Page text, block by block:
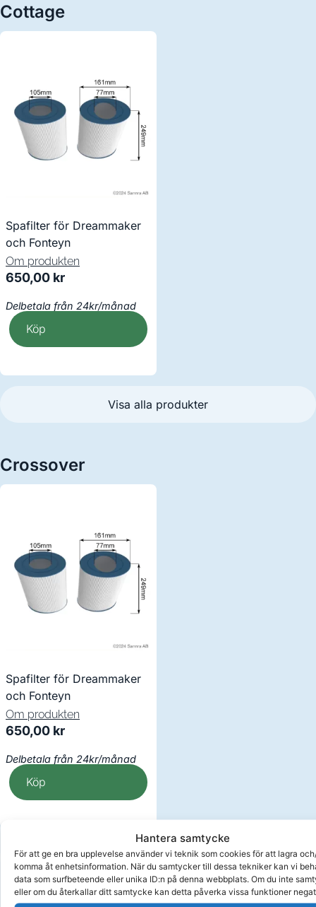
Hantera samtycke
För att ge en bra upplevelse använder vi teknik som cookies för att lagra
komma åt enhetsinformation. När du samtycker till dessa tekniker kan vi
data som surfbeteende eller unika ID:n på denna webbplats. Om du inte
eller om du återkallar ditt samtycke kan detta påverka vissa funktioner
Cottage
Spafilter för Dreammaker
och Fonteyn
Om produkten
650,00 kr
Delbetala från 24kr/månad
Köp
Visa alla produkter
Crossover
Spafilter för Dreammaker
och Fonteyn
Om produkten
650,00 kr
Delbetala från 24kr/månad
Köp
Visa alla produkter